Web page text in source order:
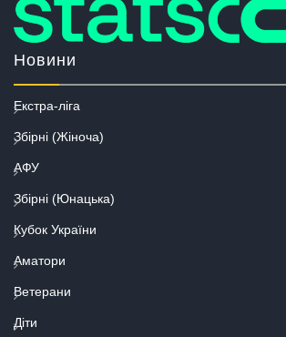
Новини
Екстра-ліга
Збірні (Жіноча)
АФУ
Збірні (Юнацька)
Кубок України
Аматори
Ветерани
Діти